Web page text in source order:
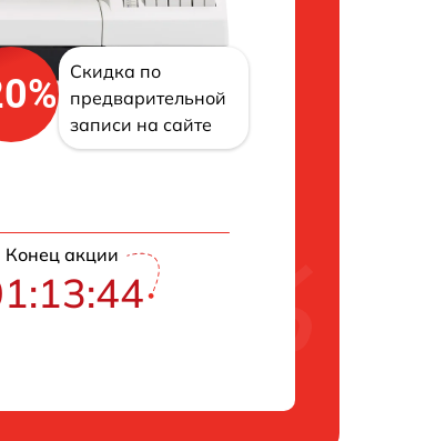
Скидка по
предварительной
записи на сайте
Конец акции